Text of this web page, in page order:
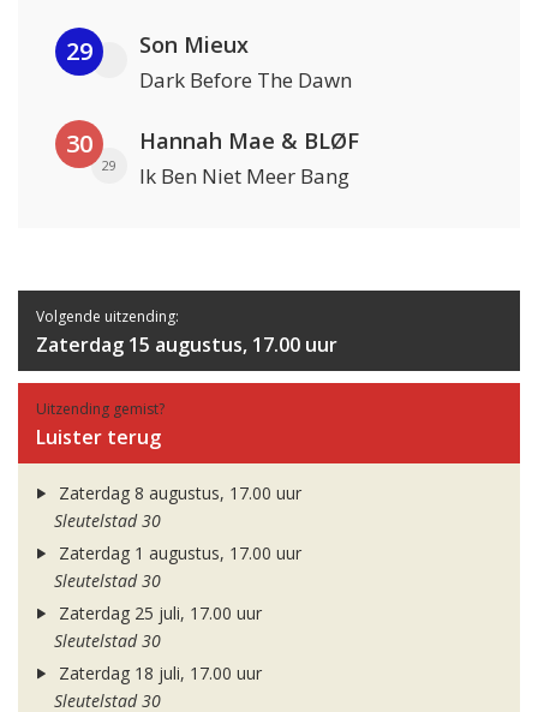
29 Son Mieux
Dark Before The Dawn
30
29
Hannah Mae & BLØF
Ik Ben Niet Meer Bang
Volgende uitzending:
Zaterdag 15 augustus, 17.00 uur
Uitzending gemist?
Luister terug
Zaterdag 8 augustus, 17.00 uur
Sleutelstad 30
Zaterdag 1 augustus, 17.00 uur
Sleutelstad 30
Zaterdag 25 juli, 17.00 uur
Sleutelstad 30
Zaterdag 18 juli, 17.00 uur
Sleutelstad 30